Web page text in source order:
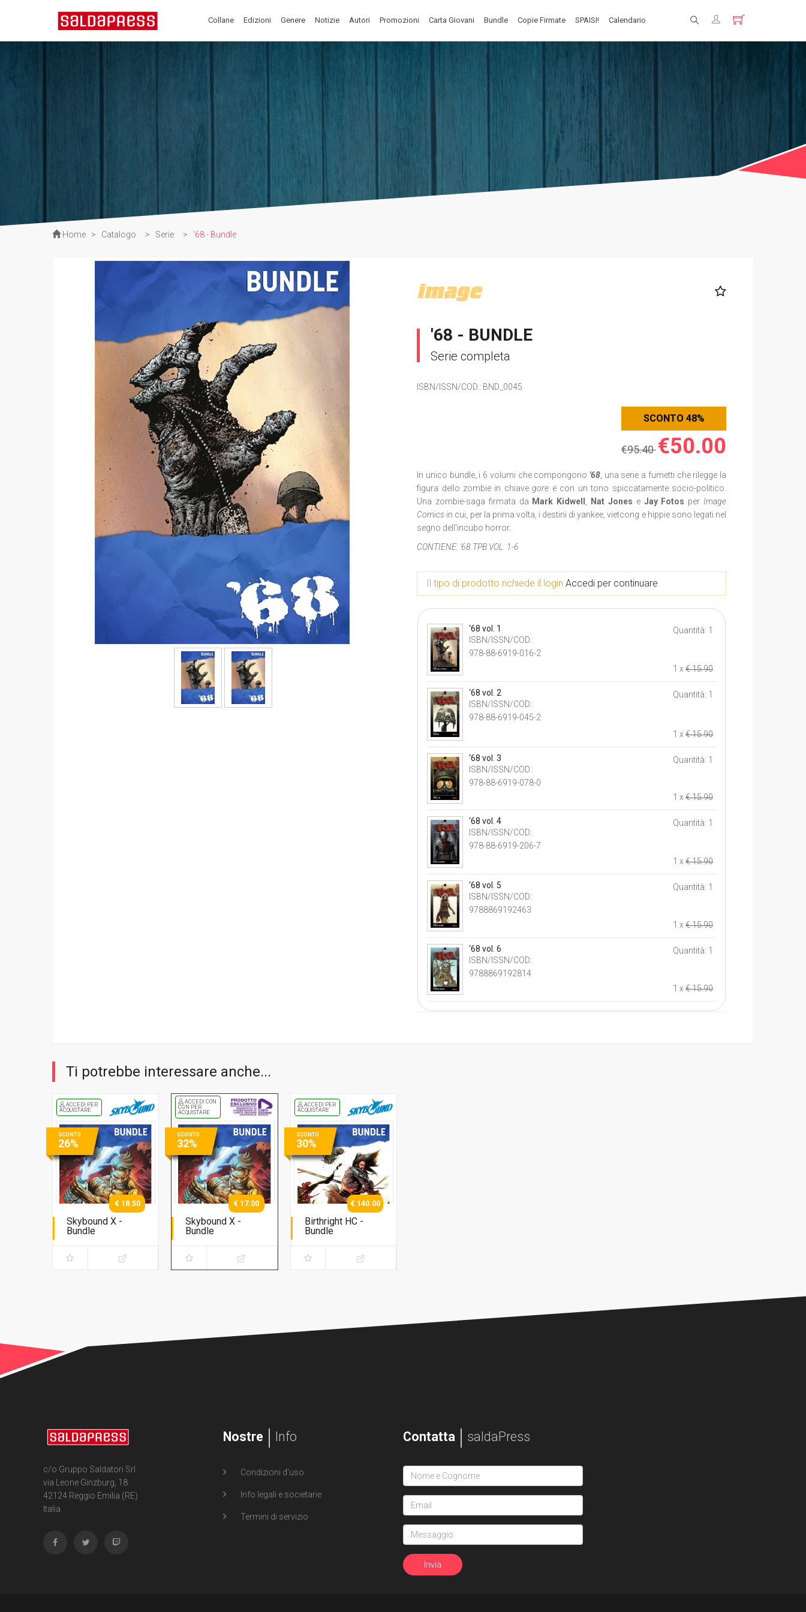
Collane Edizioni Genere Notizie Autori Promozioni Carta Giovani Bundle Copie Firmate SPAISI! Calendario
Home > Catalogo > Serie > '68 - Bundle
'68 - BUNDLE
Serie completa
ISBN/ISSN/COD.: BND_0045
SCONTO 48%
€95.40 €50.00
In unico bundle, i 6 volumi che compongono '68, una serie a fumetti che rilegge la
figura dello zombie in chiavegore e con un tono spiccatamente socio-politico.
Una zombie-saga firmata da Mark Kidwell Nat Jones e Jay Fotos per Image
Comics in cui, per la prima volta, i destini di yankee, vietcong e hippie sono legati nel
segno dell'incubo horror.
CONTIENE: '68 TPB VOL. 1-6
Il tipo di prodotto richiede il loginAccedi per continuare
‘68 vol. 1
ISBN/ISSN/COD.:
978-88-6919-016-2
Quantità: 1
1 x€ 15.90
‘68 vol. 2
ISBN/ISSN/COD.:
978-88-6919-045-2
Quantità: 1
1 x € 15.90
‘68 vol. 3
ISBN/ISSN/COD.:
978-88-6919-078-0
Quantità: 1
1 x€ 15.90
‘68 vol. 4
ISBN/ISSN/COD.:
978-88-6919-206-7
Quantità: 1
1 x € 15.90
‘68 vol. 5
ISBN/ISSN/COD.:
9788869192463
Quantità: 1
1 x € 15.90
‘68 vol. 6
ISBN/ISSN/COD.:
9788869192814
Quantità: 1
1 x € 15.90
Ti potrebbe interessare anche...
ACCEDI PER
ACQUISTARE
Skybound X -
Bundle
(regular)
€ 18.50
SCONTO
26%
ACCEDI CON
CGN PER
ACQUISTARE
Skybound X -
Bundle
(regular)
€ 17.00
SCONTO
32%
ACCEDI PER
ACQUISTARE
Birthright HC -
Bundle
€ 140.00
SCONTO
30%
c/o Gruppo Saldatori Srl
via Leone Ginzburg, 18
42124 Reggio Emilia (RE)
Italia
Nostre Info
Condizioni d'uso
Info legali e societarie
Termini di servizio
Contatta saldaPress